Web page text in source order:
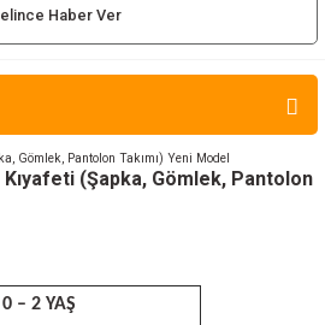
Haber Ver
Gömlek, Pantolon Takımı) Yeni Model
(Şapka, Gömlek, Pantolon
0 – 2 YAŞ